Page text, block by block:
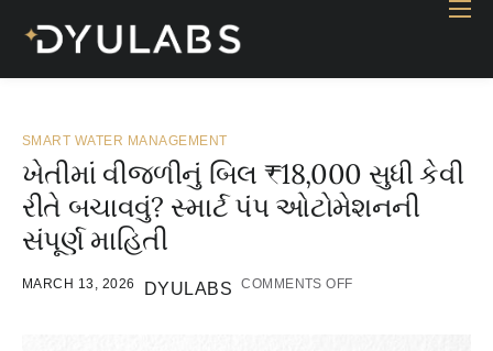
Home
Products
Case study
Contact Us
Blog
SMART WATER MANAGEMENT
ખેતીમાં વીજળીનું બિલ ₹18,000 સુધી કેવી
રીતે બચાવવું? સ્માર્ટ પંપ ઓટોમેશનની
સંપૂર્ણ માહિતી
MARCH 13, 2026 DYULABS COMMENTS OFF